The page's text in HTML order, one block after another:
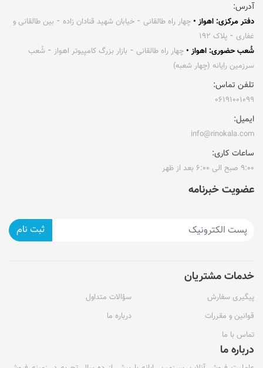
آدرس:
دفتر مرکزی: اهواز • چهار راه طالقانی ⁃ خیابان شهید قنادان زاده ⁃ بین طالقانی و
غفاری ⁃ پلاک ۱۹۲
شُعب حضوری: اهواز • چهار راه طالقانی ⁃ بازار بزرگ کامپیوتر اهواز ⁃ شُعب
سرزمین رایانه (چهار شعبه)
تلفن تماس:
۰۶۱۹۱۰۰۱۰۹۹
ایمیل:
info@rinokala.com
ساعات کاری:
۹:۰۰ صبح الی ۶:۰۰ بعد از ظهر
عضویت خبرنامه
ثبت نام
خدمات مشتریان
پیگیری سفارش
سؤالات متداول
قوانین و مقررات
درباره ما
تماس با ما
درباره ما